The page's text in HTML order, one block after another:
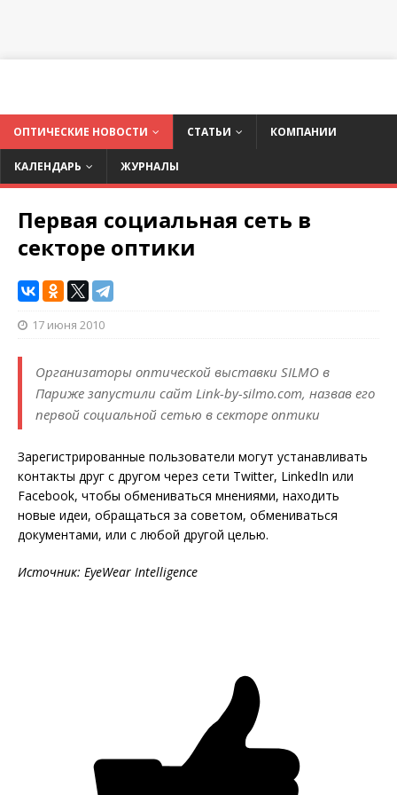
ОПТИЧЕСКИЕ НОВОСТИ СТАТЬИ КОМПАНИИ
КАЛЕНДАРЬ ЖУРНАЛЫ
Первая социальная сеть в
секторе оптики
17 июня 2010
Организаторы оптической выставки SILMO в
Париже запустили сайт Link-by-silmo.com, назвав его
первой социальной сетью в секторе оптики
Зарегистрированные пользователи могут устанавливать
контакты друг с другом через сети Twitter, LinkedIn или
Facebook, чтобы обмениваться мнениями, находить
новые идеи, обращаться за советом, обмениваться
документами, или с любой другой целью.
Источник: EyeWear Intelligence